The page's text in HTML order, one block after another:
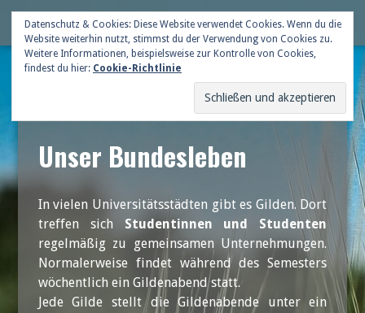
Skip
content
Deutsche Gildenschaft
Unser Bundesleben
In vielen Universitätsstädten gibt es Gilden. Dort
treffen sich Studentinnen und Studenten
regelmäßig zu gemeinsamen Unternehmungen.
Normalerweise findet während des Semesters
wöchentlich ein Gildenabend statt.
Jede Gilde stellt die Gildenabende unter ein
Datenschutz & Cookies: Diese Website verwendet Cookies. Wenn du die
Website weiterhin nutzt, stimmst du der Verwendung von Cookies zu.
Weitere Informationen, beispielsweise zur Kontrolle von Cookies,
findest du hier: Cookie-Richtlinie